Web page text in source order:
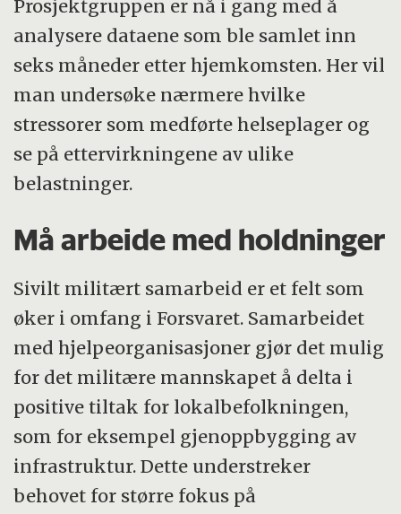
Prosjektgruppen er nå i gang med å
analysere dataene som ble samlet inn
seks måneder etter hjemkomsten. Her vil
man undersøke nærmere hvilke
stressorer som medførte helseplager og
se på ettervirkningene av ulike
belastninger.
Må arbeide med holdninger
Sivilt militært samarbeid er et felt som
øker i omfang i Forsvaret. Samarbeidet
med hjelpeorganisasjoner gjør det mulig
for det militære mannskapet å delta i
positive tiltak for lokalbefolkningen,
som for eksempel gjenoppbygging av
infrastruktur. Dette understreker
behovet for større fokus på